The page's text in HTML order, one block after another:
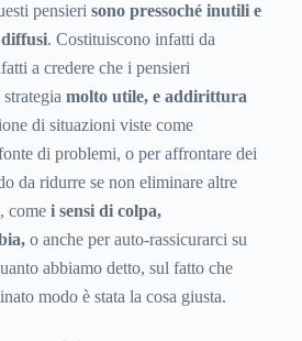
pensieri sono pressoché inutili e
. Costituiscono infatti da
a credere che i pensieri
molto utile, e addirittura
di situazioni viste come
di problemi, o per affrontare dei
da ridurre se non eliminare altre
come i sensi di colpa,
o anche per auto-rassicurarci su
abbiamo detto, sul fatto che
modo è stata la cosa giusta.